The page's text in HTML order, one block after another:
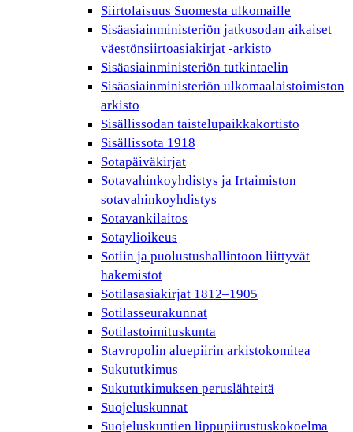
Siirtolaisuus Suomesta ulkomaille
Sisäasiainministeriön jatkosodan aikaiset
väestönsiirtoasiakirjat -arkisto
Sisäasiainministeriön tutkintaelin
Sisäasiainministeriön ulkomaalaistoimiston
arkisto
Sisällissodan taistelupaikkakortisto
Sisällissota 1918
Sotapäiväkirjat
Sotavahinkoyhdistys ja Irtaimiston
sotavahinkoyhdistys
Sotavankilaitos
Sotaylioikeus
Sotiin ja puolustushallintoon liittyvät
hakemistot
Sotilasasiakirjat 1812–1905
Sotilasseurakunnat
Sotilastoimituskunta
Stavropolin aluepiirin arkistokomitea
Sukututkimus
Sukututkimuksen peruslähteitä
Suojeluskunnat
Suojeluskuntien lippupiirustuskokoelma